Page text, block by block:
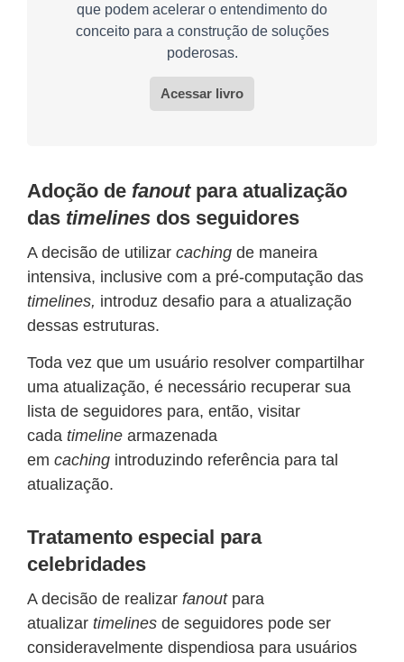
que podem acelerar o entendimento do
conceito para a construção de soluções
poderosas.
Acessar livro
Adoção de fanout para atualização
das timelines dos seguidores
A decisão de utilizar caching de maneira
intensiva, inclusive com a pré-computação das
timelines, introduz desafio para a atualização
dessas estruturas.
Toda vez que um usuário resolver compartilhar
uma atualização, é necessário recuperar sua
lista de seguidores para, então, visitar
cada timeline armazenada
em caching introduzindo referência para tal
atualização.
Tratamento especial para
celebridades
A decisão de realizar fanout para
atualizar timelines de seguidores pode ser
consideravelmente dispendiosa para usuários